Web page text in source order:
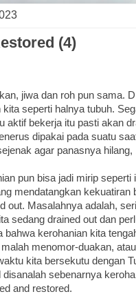
(4)
jiwa dan roh pun sama.
kita seperti halnya tubuh.
aktif bekerja itu pasti akan
dipakai pada suatu
agar panasnya hilang,
pun bisa jadi mirip seperti
mendatangkan kekuatiran
out. Masalahnya adalah,
sedang drained out dan
bahwa kerohanian kita
menomor-duakan,
kita bersekutu dengan
disanalah sebenarnya
and restored.